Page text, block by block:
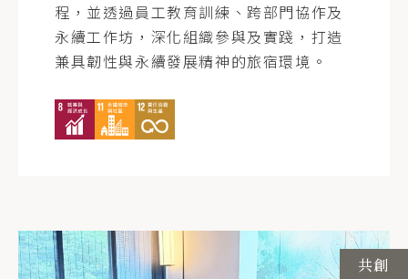
程，並透過員工教育訓練、跨部門協作及
永續工作坊，深化組織參與及實踐，打造
兼具韌性與永續發展精神的旅宿環境。
共創